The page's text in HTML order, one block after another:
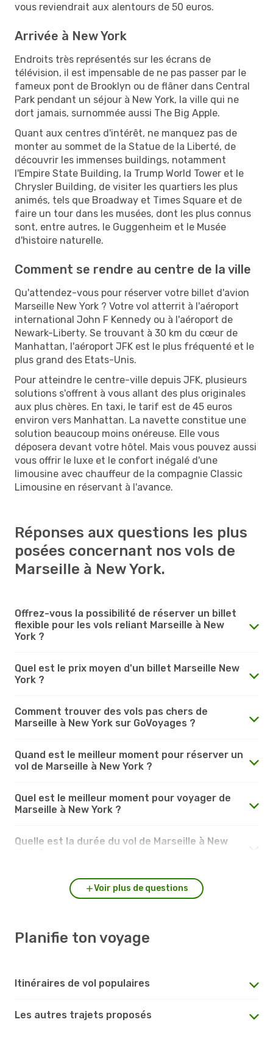
vous reviendrait aux alentours de 50 euros.
Arrivée à New York
Endroits très représentés sur les écrans de
télévision, il est impensable de ne pas passer par le
fameux pont de Brooklyn ou de flâner dans Central
Park pendant un séjour à New York, la ville qui ne
dort jamais, surnommée aussi The Big Apple.
Quant aux centres d'intérêt, ne manquez pas de
monter au sommet de la Statue de la Liberté, de
découvrir les immenses buildings, notamment
l'Empire State Building, la Trump World Tower et le
Chrysler Building, de visiter les quartiers les plus
animés, tels que Broadway et Times Square et de
faire un tour dans les musées, dont les plus connus
sont, entre autres, le Guggenheim et le Musée
d'histoire naturelle.
Comment se rendre au centre de la ville
Qu'attendez-vous pour réserver votre billet d'avion
Marseille New York ? Votre vol atterrit à l'aéroport
international John F Kennedy ou à l'aéroport de
Newark-Liberty. Se trouvant à 30 km du cœur de
Manhattan, l'aéroport JFK est le plus fréquenté et le
plus grand des Etats-Unis.
Pour atteindre le centre-ville depuis JFK, plusieurs
solutions s'offrent à vous allant des plus originales
aux plus chères. En taxi, le tarif est de 45 euros
environ vers Manhattan. La navette constitue une
solution beaucoup moins onéreuse. Elle vous
déposera devant votre hôtel. Mais vous pouvez aussi
vous offrir le luxe et le confort inégalé d'une
limousine avec chauffeur de la compagnie Classic
Limousine en réservant à l'avance.
Réponses aux questions les plus
posées concernant nos vols de
Marseille à New York.
Offrez-vous la possibilité de réserver un billet
flexible pour les vols reliant Marseille à New
York ?
Quel est le prix moyen d'un billet Marseille New
York ?
Comment trouver des vols pas chers de
Marseille à New York sur GoVoyages ?
Quand est le meilleur moment pour réserver un
vol de Marseille à New York ?
Quel est le meilleur moment pour voyager de
Marseille à New York ?
Quelle est la durée du vol de Marseille à New
Voir plus de questions
Planifie ton voyage
Itinéraires de vol populaires
Les autres trajets proposés